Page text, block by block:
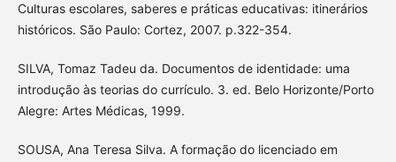
Culturas escolares, saberes e práticas educativas: itinerários
históricos. São Paulo: Cortez, 2007. p.322-354.
SILVA, Tomaz Tadeu da. Documentos de identidade: uma
introdução às teorias do currículo. 3. ed. Belo Horizonte/Porto
Alegre: Artes Médicas, 1999.
SOUSA, Ana Teresa Silva. A formação do licenciado em